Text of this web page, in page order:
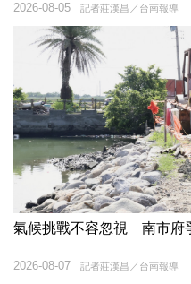
記者莊漢昌／台南報導
2026-08-05
氣候挑戰不容忽視 南市府
記者莊漢昌／台南報導
2026-08-07